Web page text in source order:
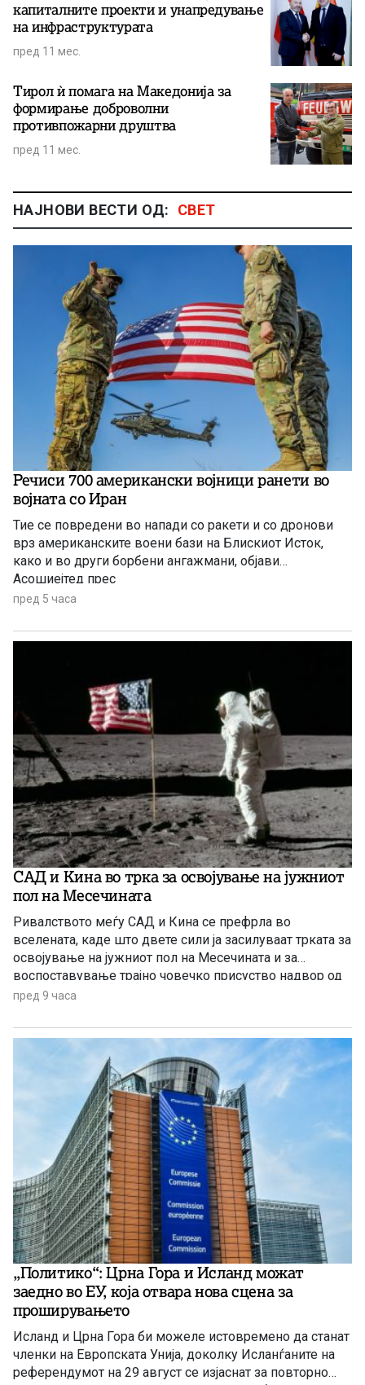
капиталните проекти и унапредување
на инфраструктурата
пред 11 мес.
Тирол ѝ помага на Македонија за
формирање доброволни
противпожарни друштва
пред 11 мес.
НАЈНОВИ ВЕСТИ ОД: СВЕТ
Речиси 700 американски војници ранети во
војната со Иран
Тие се повредени во напади со ракети и со дронови
врз американските воени бази на Блискиот Исток,
како и во други борбени ангажмани, објави
Асошиејтед прес
пред 5 часа
САД и Кина во трка за освојување на јужниот
пол на Месечината
Ривалството меѓу САД и Кина се префрла во
вселената, каде што двете сили ја засилуваат трката за
освојување на јужниот пол на Месечината и за
воспоставување трајно човечко присуство надвор од
Земјата.
пред 9 часа
„Политико“: Црна Гора и Исланд можат
заедно во ЕУ, која отвара нова сцена за
проширувањето
Исланд и Црна Гора би можеле истовремено да станат
членки на Европската Унија, доколку Исланѓаните на
референдумот на 29 август се изјаснат за повторно